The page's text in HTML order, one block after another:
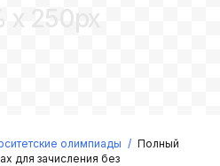
x 250px
олимпиады / Полный
для зачисления без